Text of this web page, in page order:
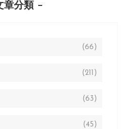
章分類
(66)
(211)
(63)
(45)